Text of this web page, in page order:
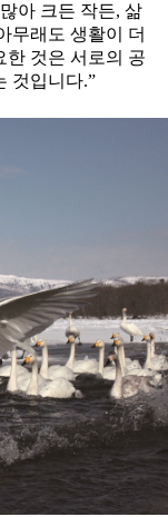
아 크든 작든, 삶
무래도 생활이 더
한 것은 서로의 공
것입니다.”